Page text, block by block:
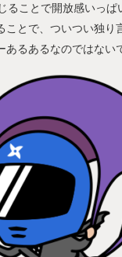
ることで開放感いっ
ことで、ついつい独
るあるなのではない